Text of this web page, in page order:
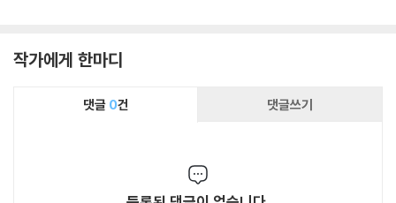
작가에게 한마디
댓글 0건 댓글쓰기